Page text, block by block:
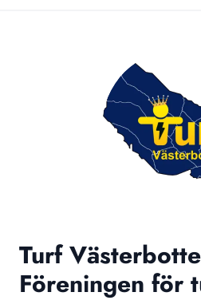
Turf
Föreningen för